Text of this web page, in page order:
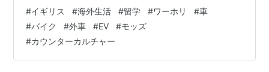
いますが、歩行者に対しては大体優しく譲ってくれま
す。 メーカーでいうと、国産車ばかりの日本と違い(高品
質で安心なんですよね)、イギリスでは外国車を多く見か
けました。 よく見かけたイギリス国内のメーカーは、
#イギリス #海外生活 #留学 #ワーホリ #車
#バイク #外車 #EV #モッズ
#カウンターカルチャー